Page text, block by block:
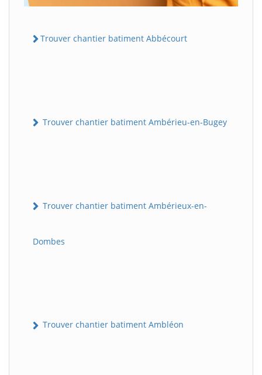
Trouver chantier batiment Abbécourt
Trouver chantier batiment Ambérieu-en-Bugey
Trouver chantier batiment Ambérieux-en-
Dombes
Trouver chantier batiment Ambléon